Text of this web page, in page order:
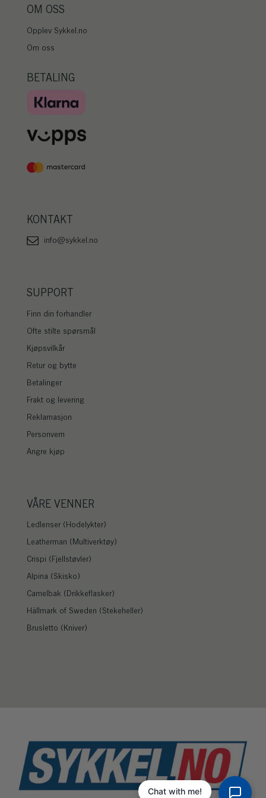
OM OSS
Opplev Sykkel.no
Om oss
BETALING
KONTAKT
info@sykkel.no
SUPPORT
Finn din forhandler
Ofte stilte spørsmål
Kjøpsvilkår
Retur og bytte
Betalinger
Frakt og levering
Reklamasjon
Personvern
Angre kjøp
VÅRE VENNER
Ledlenser (Hodelykter)
Leatherman (Multiverktøy)
Crispi (Fjellstøvler)
Alpina (Skisko)
Camelbak (Drikkeflasker)
Hällmark of Sweden (Stekeheller)
Brusletto (Kniver)
Chat with me!